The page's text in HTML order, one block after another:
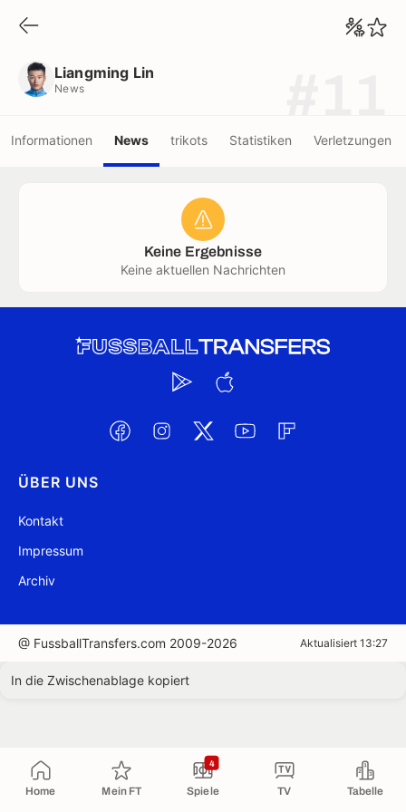
Home Mein FT Spiele
4
TV Tabelle
Liangming Lin
News
Informationen News trikots Statistiken Verletzungen
Keine Ergebnisse
Keine aktuellen Nachrichten
ÜBER UNS
Kontakt
Impressum
Archiv
@ FussballTransfers.com 2009-2026 Aktualisiert 13:27
In die Zwischenablage kopiert